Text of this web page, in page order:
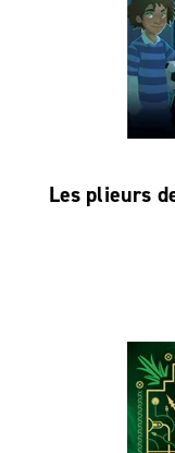
Les plieurs